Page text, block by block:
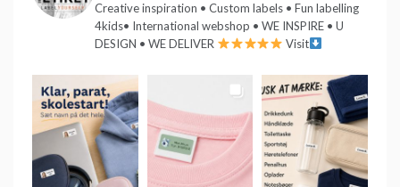
Creative inspiration • Custom labels • Fun labelling
4kids• International webshop • WE INSPIRE • U
DESIGN • WE DELIVER
Visit